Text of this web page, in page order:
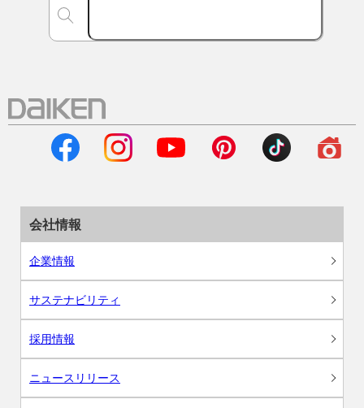
会社情報
企業情報
サステナビリティ
採用情報
ニュースリリース